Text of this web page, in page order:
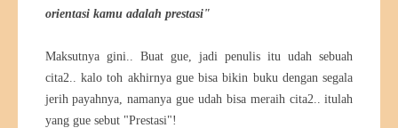
orientasi kamu adalah prestasi"
Maksutnya gini.. Buat gue, jadi penulis itu udah sebuah
cita2.. kalo toh akhirnya gue bisa bikin buku dengan segala
jerih payahnya, namanya gue udah bisa meraih cita2.. itulah
yang gue sebut "Prestasi"!